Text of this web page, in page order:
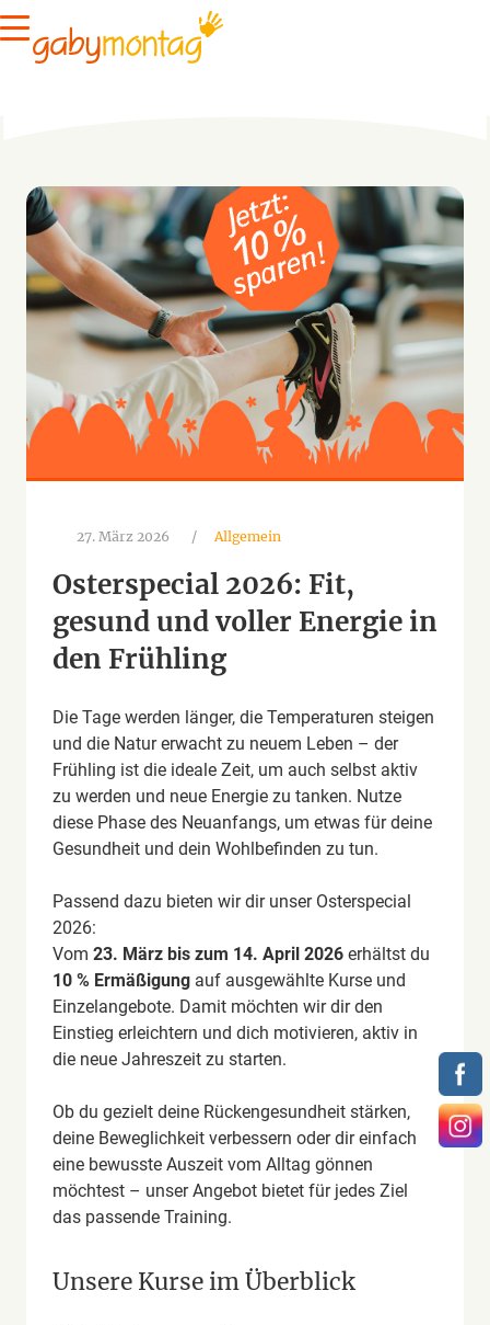
27. März 2026 / Allgemein
Osterspecial 2026: Fit,
gesund und voller Energie in
den Frühling
Die Tage werden länger, die Temperaturen steigen
und die Natur erwacht zu neuem Leben – der
Frühling ist die ideale Zeit, um auch selbst aktiv
zu werden und neue Energie zu tanken. Nutze
diese Phase des Neuanfangs, um etwas für deine
Gesundheit und dein Wohlbefinden zu tun.
Passend dazu bieten wir dir unser Osterspecial
2026:
Vom 23. März bis zum 14. April 2026 erhältst du
10 % Ermäßigung auf ausgewählte Kurse und
Einzelangebote. Damit möchten wir dir den
Einstieg erleichtern und dich motivieren, aktiv in
die neue Jahreszeit zu starten.
Ob du gezielt deine Rückengesundheit stärken,
deine Beweglichkeit verbessern oder dir einfach
eine bewusste Auszeit vom Alltag gönnen
möchtest – unser Angebot bietet für jedes Ziel
das passende Training.
Unsere Kurse im Überblick